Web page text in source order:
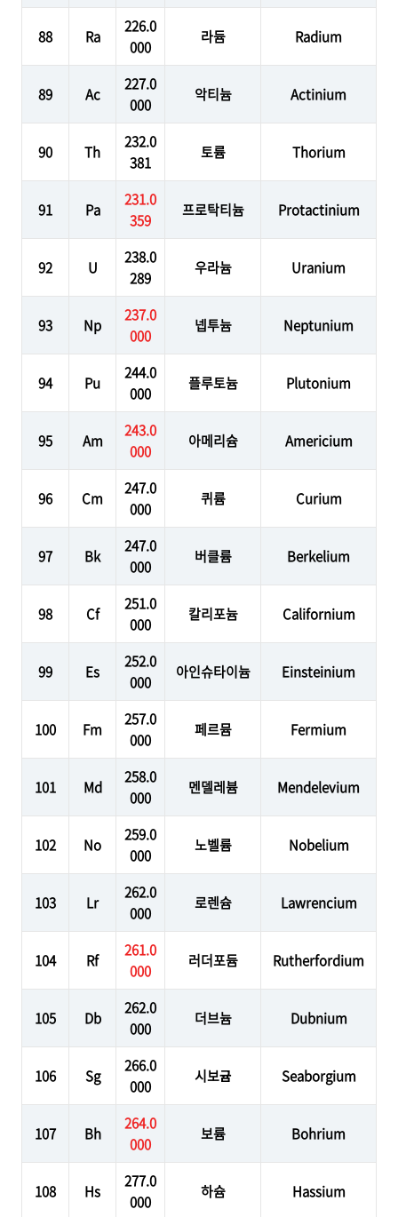
88 Ra
226.0
000
라듐 Radium
89 Ac
227.0
000
악티늄 Actinium
90 Th
232.0
381
토륨 Thorium
91 Pa
231.0
359
프로탁티늄 Protactinium
92 U
238.0
289
우라늄 Uranium
93 Np
237.0
000
넵투늄 Neptunium
94 Pu
244.0
000
플루토늄 Plutonium
95 Am
243.0
000
아메리슘 Americium
96 Cm
247.0
000
퀴륨 Curium
97 Bk
247.0
000
버클륨 Berkelium
98 Cf
251.0
000
칼리포늄 Californium
99 Es
252.0
000
아인슈타이늄 Einsteinium
100 Fm
257.0
000
페르뮴 Fermium
101 Md
258.0
000
멘델레븀 Mendelevium
102 No
259.0
000
노벨륨 Nobelium
103 Lr
262.0
000
로렌슘 Lawrencium
104 Rf
261.0
000
러더포듐 Rutherfordium
105 Db
262.0
000
더브늄 Dubnium
106 Sg
266.0
000
시보귬 Seaborgium
107 Bh
264.0
000
보륨 Bohrium
108 Hs
277.0
000
하슘 Hassium